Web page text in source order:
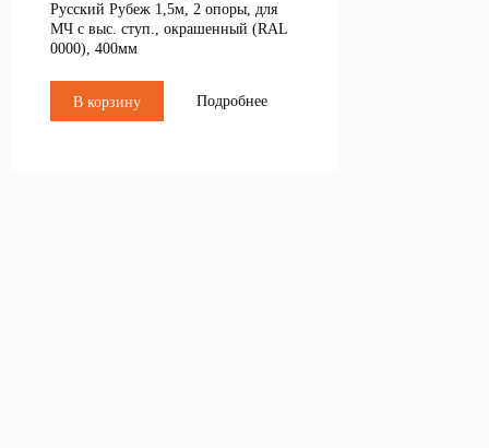
Русский Рубеж 1,5м, 2 опоры, для
МЧ с выс. ступ., окрашенный (RAL
0000), 400мм
В корзину Подробнее